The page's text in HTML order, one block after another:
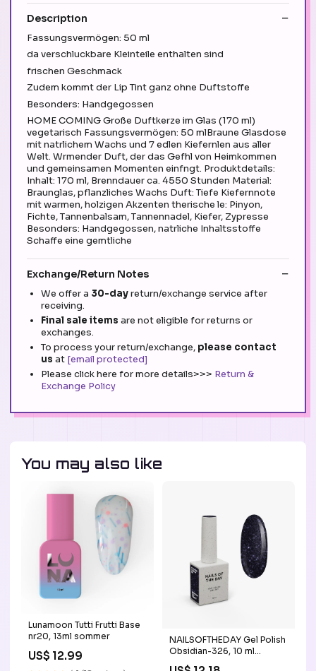
Description
Fassungsvermögen: 50 ml
da verschluckbare Kleinteile enthalten sind
frischen Geschmack
Zudem kommt der Lip Tint ganz ohne Duftstoffe
Besonders: Handgegossen
HOME COMING Große Duftkerze im Glas (170 ml)
vegetarisch Fassungsvermögen: 50 mlBraune Glasdose
mit natrlichem Wachs und 7 edlen Kiefernlen aus aller
Welt. Wrmender Duft, der das Gefhl von Heimkommen
und gemeinsamen Momenten einfngt. Produktdetails:
Inhalt: 170 ml, Brenndauer ca. 4550 Stunden Material:
Braunglas, pflanzliches Wachs Duft: Tiefe Kiefernnote
mit warmen, holzigen Akzenten therische le: Pinyon,
Fichte, Tannenbalsam, Tannennadel, Kiefer, Zypresse
Besonders: Handgegossen, natrliche Inhaltsstoffe
Schaffe eine gemtliche
Exchange/Return Notes
We offer a 30-dayreturn/exchange service after
receiving.
Final sale items are not eligible for returns or
exchanges.
To process your return/exchange, please contact
us at [email protected]
Please click here for more details>>> Return &
Exchange Policy
You may also like
Lunamoon Tutti Frutti Base
nr20, 13ml sommer
US$ 12.99
NAILSOFTHEDAY Gel Polish
Obsidian-326, 10 ml